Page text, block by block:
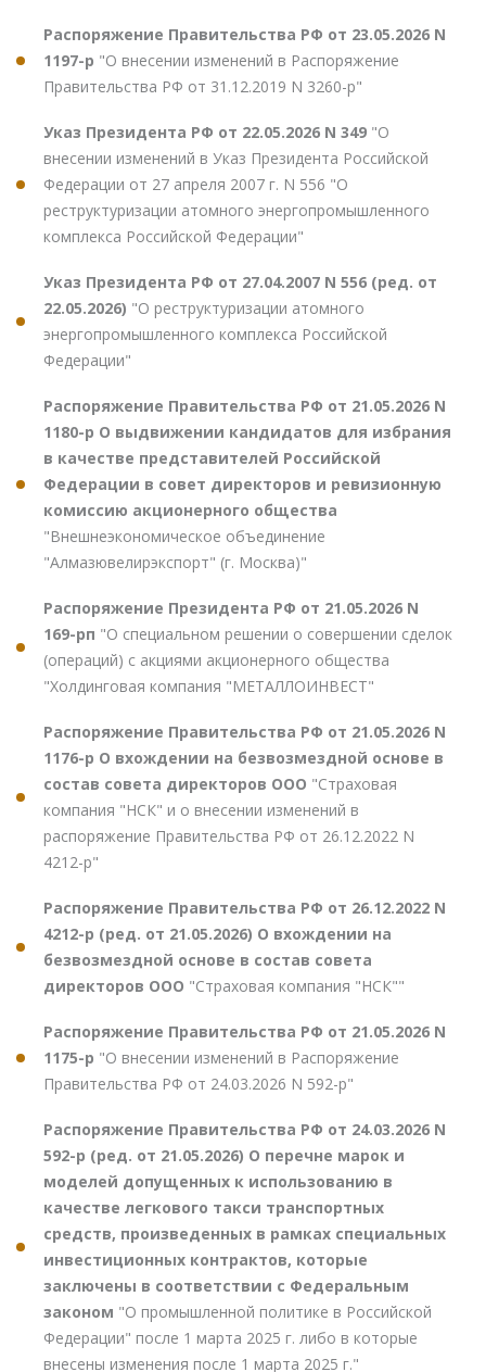
Распоряжение Правительства РФ от 23.05.2026 N
1197-р "О внесении изменений в Распоряжение
Правительства РФ от 31.12.2019 N 3260-р"
Указ Президента РФ от 22.05.2026 N 349 "О
внесении изменений в Указ Президента Российской
Федерации от 27 апреля 2007 г. N 556 "О
реструктуризации атомного энергопромышленного
комплекса Российской Федерации"
Указ Президента РФ от 27.04.2007 N 556 (ред. от
22.05.2026) "О реструктуризации атомного
энергопромышленного комплекса Российской
Федерации"
Распоряжение Правительства РФ от 21.05.2026 N
1180-р О выдвижении кандидатов для избрания
в качестве представителей Российской
Федерации в совет директоров и ревизионную
комиссию акционерного общества
"Внешнеэкономическое объединение
"Алмазювелирэкспорт" (г. Москва)"
Распоряжение Президента РФ от 21.05.2026 N
169-рп "О специальном решении о совершении сделок
(операций) с акциями акционерного общества
"Холдинговая компания "МЕТАЛЛОИНВЕСТ"
Распоряжение Правительства РФ от 21.05.2026 N
1176-р О вхождении на безвозмездной основе в
состав совета директоров ООО "Страховая
компания "НСК" и о внесении изменений в
распоряжение Правительства РФ от 26.12.2022 N
4212-р"
Распоряжение Правительства РФ от 26.12.2022 N
4212-р (ред. от 21.05.2026) О вхождении на
безвозмездной основе в состав совета
директоров ООО "Страховая компания "НСК""
Распоряжение Правительства РФ от 21.05.2026 N
1175-р "О внесении изменений в Распоряжение
Правительства РФ от 24.03.2026 N 592-р"
Распоряжение Правительства РФ от 24.03.2026 N
592-р (ред. от 21.05.2026) О перечне марок и
моделей допущенных к использованию в
качестве легкового такси транспортных
средств, произведенных в рамках специальных
инвестиционных контрактов, которые
заключены в соответствии с Федеральным
законом "О промышленной политике в Российской
Федерации" после 1 марта 2025 г. либо в которые
внесены изменения после 1 марта 2025 г."